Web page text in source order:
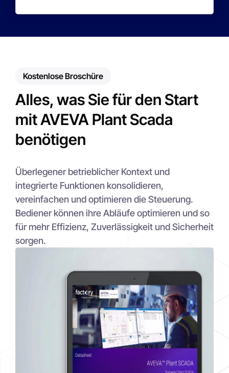
Kostenlose Broschüre
Alles, was Sie für den Start
mit AVEVA Plant Scada
benötigen
Überlegener betrieblicher Kontext und
integrierte Funktionen konsolidieren,
vereinfachen und optimieren die Steuerung.
Bediener können ihre Abläufe optimieren und so
für mehr Effizienz, Zuverlässigkeit und Sicherheit
sorgen.